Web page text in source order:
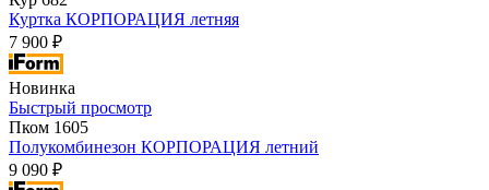
Куртка КОРПОРАЦИЯ летняя
7 900 ₽
Новинка
Быстрый просмотр
Пком 1605
Полукомбинезон КОРПОРАЦИЯ летний
9 090 ₽